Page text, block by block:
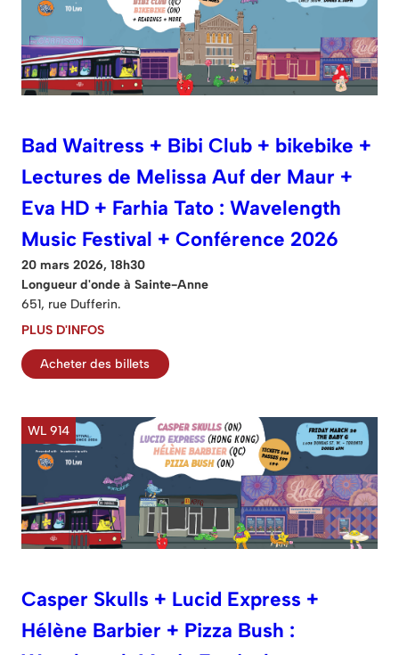
Bad Waitress + Bibi Club + bikebike +
Lectures de Melissa Auf der Maur +
Eva HD + Farhia Tato : Wavelength
Music Festival + Conférence 2026
20 mars 2026, 18h30
Longueur d'onde à Sainte-Anne
651, rue Dufferin.
PLUS D'INFOS
Acheter des billets
WL 914
Casper Skulls + Lucid Express +
Hélène Barbier + Pizza Bush :